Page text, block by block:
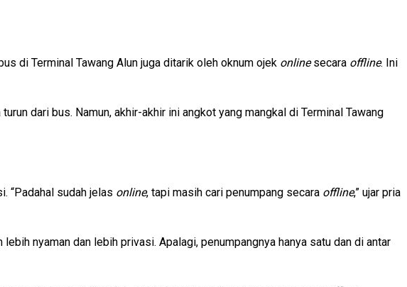
di Terminal Tawang Alun juga ditarik oleh oknum ojek onlinesecara offline. Ini
dari bus. Namun, akhir-akhir ini angkot yang mangkal di Terminal Tawang
“Padahal sudah jelas online, tapi masih cari penumpang secara offline,” ujar pria
lebih nyaman dan lebih privasi. Apalagi, penumpangnya hanya satu dan di antar